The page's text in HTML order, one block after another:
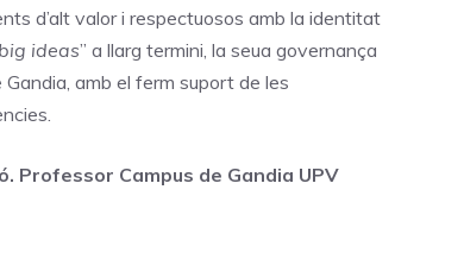
d’alt valor i respectuosos amb la identitat
big ideas” a llarg termini, la seua governança
amb el ferm suport de les
Professor Campus de Gandia UPV